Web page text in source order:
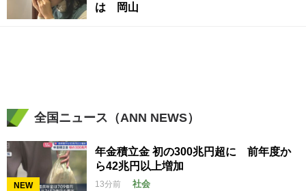
は 岡山
全国ニュース（ANN NEWS）
NEW
年金積立金 初の300兆円超に 前年度か
ら42兆円以上増加
13分前 社会